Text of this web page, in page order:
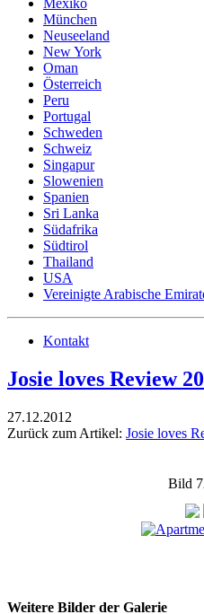
Mexiko
München
Neuseeland
New York
Oman
Österreich
Peru
Portugal
Schweden
Schweiz
Singapur
Slowenien
Spanien
Sri Lanka
Südafrika
Südtirol
Thailand
USA
Vereinigte Arabische
Kontakt
Josie loves Review
27.12.2012
Zurück zum Artikel: Josie loves
Bild
Weitere Bilder der Galerie